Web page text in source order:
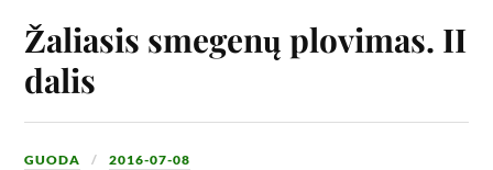
Žaliasis smegenų plovimas. II
dalis
GUODA 2016-07-08